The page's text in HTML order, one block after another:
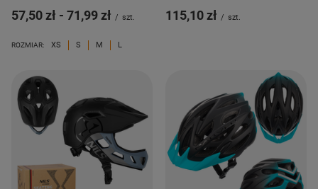
od
57,50 zł - do
71,99 zł / szt.
ROZMIAR: XS S M L
115,10 zł / szt.